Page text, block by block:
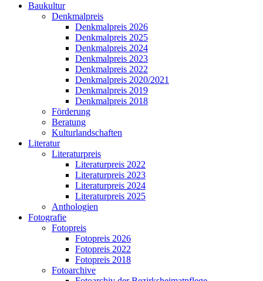
Baukultur
Denkmalpreis
Denkmalpreis 2026
Denkmalpreis 2025
Denkmalpreis 2024
Denkmalpreis 2023
Denkmalpreis 2022
Denkmalpreis 2020/2021
Denkmalpreis 2019
Denkmalpreis 2018
Förderung
Beratung
Kulturlandschaften
Literatur
Literaturpreis
Literaturpreis 2022
Literaturpreis 2023
Literaturpreis 2024
Literaturpreis 2025
Anthologien
Fotografie
Fotopreis
Fotopreis 2026
Fotopreis 2022
Fotopreis 2018
Fotoarchive